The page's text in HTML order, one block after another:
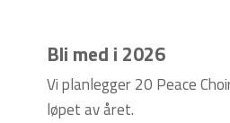
Bli med i 2026
Vi planlegger 20 Peace
løpet av året.